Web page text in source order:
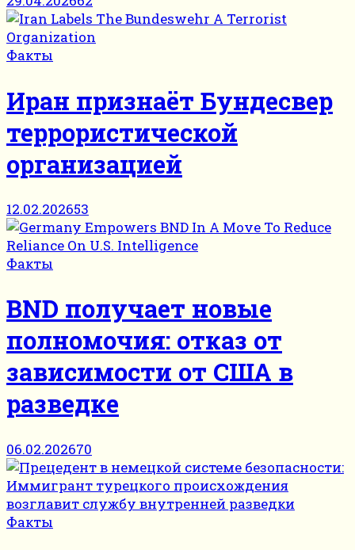
Факты
Иран признаёт Бундесвер
террористической
организацией
12.02.202653
Факты
BND получает новые
полномочия: отказ от
зависимости от США в
разведке
06.02.202670
Факты